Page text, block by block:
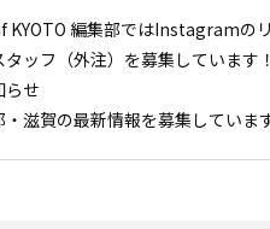
KYOTO 編集部ではInstagramの
タッフ（外注）を募集しています！
らせ
・滋賀の最新情報を募集していま